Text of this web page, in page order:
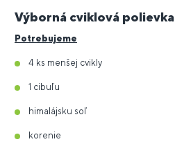
Výborná cviklová polievka
Potrebujeme
4 ks menšej cvikly
1 cibuľu
himalájsku soľ
korenie